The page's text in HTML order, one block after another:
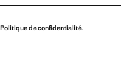
Politique de confidentialité.